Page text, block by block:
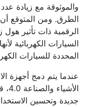
والموثوقة مع زيادة
الطرق. ومن المتوقع
الرقمية ذات تأثير
السيارات الكهربائية
المحددة للسيارات
عندما يتم دمج أجهزة
جديدة وتحسين